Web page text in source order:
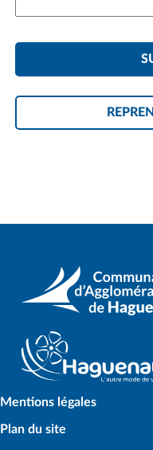
Mentions légales
Plan du site